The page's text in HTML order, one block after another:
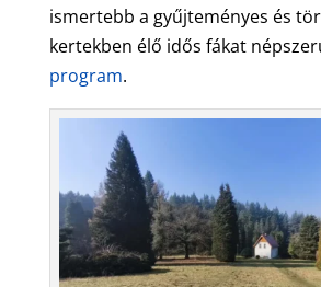
ismertebb a gyűjteményes és
kertekben élő idős fákat
program.